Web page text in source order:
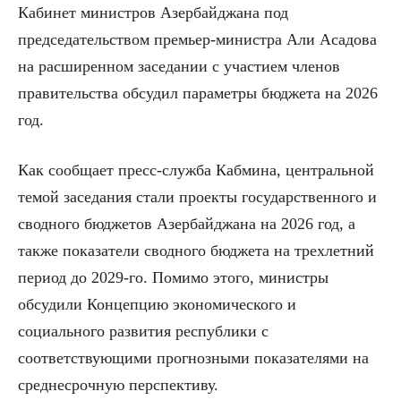
Кабинет министров Азербайджана под
председательством премьер-министра Али Асадова
на расширенном заседании с участием членов
правительства обсудил параметры бюджета на 2026
год.
Как сообщает пресс-служба Кабмина, центральной
темой заседания стали проекты государственного и
сводного бюджетов Азербайджана на 2026 год, а
также показатели сводного бюджета на трехлетний
период до 2029-го. Помимо этого, министры
обсудили Концепцию экономического и
социального развития республики с
соответствующими прогнозными показателями на
среднесрочную перспективу.